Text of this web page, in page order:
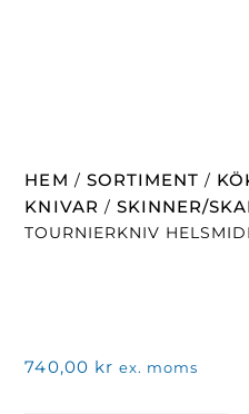
HEM / SORTIMENT /
KNIVAR / SKINNER/
TOURNIERKNIV
740,00 kr ex. moms